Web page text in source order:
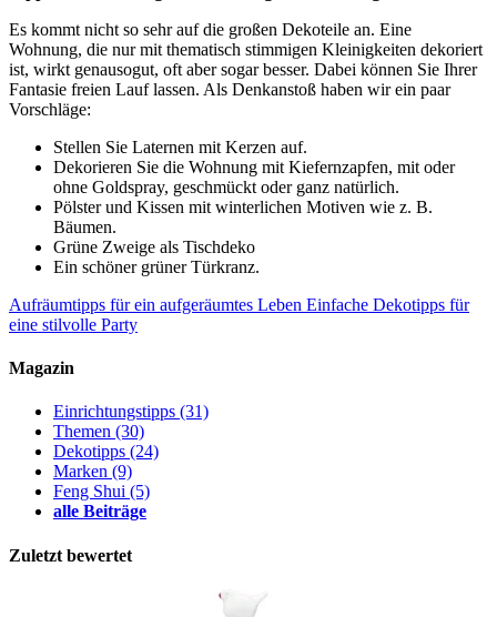
Es kommt nicht so sehr auf die großen Dekoteile an. Eine
Wohnung, die nur mit thematisch stimmigen Kleinigkeiten dekoriert
ist, wirkt genausogut, oft aber sogar besser. Dabei können Sie Ihrer
Fantasie freien Lauf lassen. Als Denkanstoß haben wir ein paar
Vorschläge:
Stellen Sie Laternen mit Kerzen auf.
Dekorieren Sie die Wohnung mit Kiefernzapfen, mit oder
ohne Goldspray, geschmückt oder ganz natürlich.
Pölster und Kissen mit winterlichen Motiven wie z. B.
Bäumen.
Grüne Zweige als Tischdeko
Ein schöner grüner Türkranz.
Aufräumtipps für ein aufgeräumtes Leben Einfache Dekotipps für
eine stilvolle Party
Magazin
Einrichtungstipps (31)
Themen (30)
Dekotipps (24)
Marken (9)
Feng Shui (5)
alle Beiträge
Zuletzt bewertet